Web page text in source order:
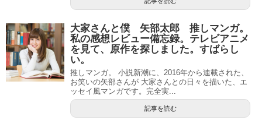
大家さんと僕 矢部太郎 推しマンガ。
私の感想レビュー備忘録。テレビアニメ
を見て、原作を探しました。すばらし
い。
推しマンガ。 小説新潮に、2016年から連載された、
お笑いの矢部さんが 大家さんとの日々を描いた、エ
ッセイ風マンガです。完全実...
記事を読む